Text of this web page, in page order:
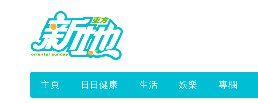
主頁 日日健康 生活 娛樂 專欄